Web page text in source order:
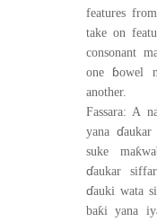
features
take on
consonant
one ɓowel
another.
Fassara: A
yanaɗ
suke maƙ
ɗaukar
ɗauki wata
baƙi yana